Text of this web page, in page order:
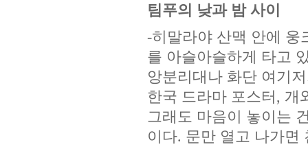
팀푸의 낮과 밤 사이
-히말라야 산맥 안에 웅
를 아슬아슬하게 타고
앙분리대나 화단 여기
한국 드라마 포스터, 개
그래도 마음이 놓이는
이다. 문만 열고 나가면